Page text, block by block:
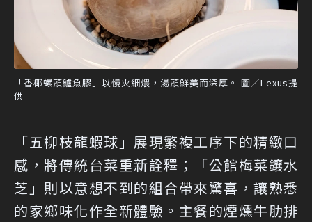
「香椰螺頭鱸魚膠」以慢火細煨，湯頭鮮美而深厚。 圖／Lexus提
供
「五柳枝龍蝦球」展現繁複工序下的精緻口
感，將傳統台菜重新詮釋；「公館梅菜鑲水
芝」則以意想不到的組合帶來驚喜，讓熟悉
的家鄉味化作全新體驗。主餐的煙燻牛肋排